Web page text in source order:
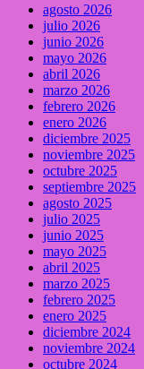
agosto 2026
julio 2026
junio 2026
mayo 2026
abril 2026
marzo 2026
febrero 2026
enero 2026
diciembre 2025
noviembre 2025
octubre 2025
septiembre 2025
agosto 2025
julio 2025
junio 2025
mayo 2025
abril 2025
marzo 2025
febrero 2025
enero 2025
diciembre 2024
noviembre 2024
octubre 2024